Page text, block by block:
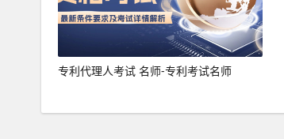
专利代理人考试 名师-专利考试名师